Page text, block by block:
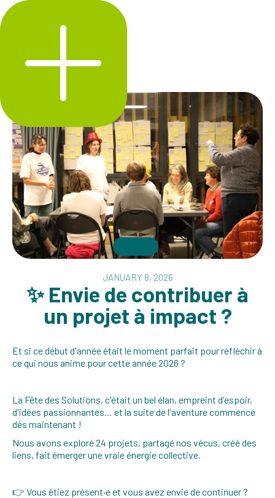
JANUARY 8, 2026
✨ Envie de contribuer à
un projet à impact ?
Et si ce début d'année était le moment parfait pour réfléchir à
ce qui nous anime pour cette année 2026 ?
La Fête des Solutions, c'était un bel élan, empreint d'espoir,
d'idées passionnantes… et la suite de l'aventure commence
dès maintenant !
Nous avons exploré 24 projets, partagé nos vécus, créé des
liens, fait émerger une vraie énergie collective.
👉 Vous étiez présent·e et vous avez envie de continuer ?